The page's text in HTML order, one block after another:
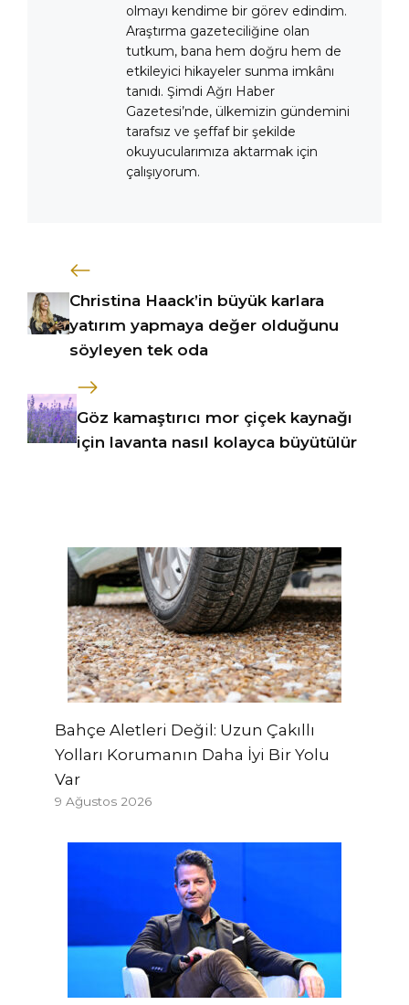
olmayı kendime bir görev edindim.
Araştırma gazeteciliğine olan
tutkum, bana hem doğru hem de
etkileyici hikayeler sunma imkânı
tanıdı. Şimdi Ağrı Haber
Gazetesi’nde, ülkemizin gündemini
tarafsız ve şeffaf bir şekilde
okuyucularımıza aktarmak için
çalışıyorum.
Christina Haack’in büyük karlara
yatırım yapmaya değer olduğunu
söyleyen tek oda
Göz kamaştırıcı mor çiçek kaynağı
için lavanta nasıl kolayca büyütülür
Bahçe Aletleri Değil: Uzun Çakıllı
Yolları Korumanın Daha İyi Bir Yolu
Var
9 Ağustos 2026